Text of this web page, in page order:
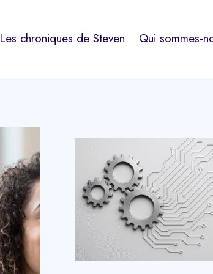
Les chroniques de Steven Qui sommes-